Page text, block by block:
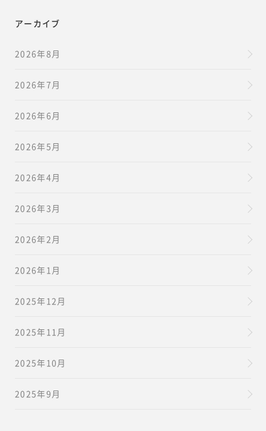
アーカイブ
2026年8月
2026年7月
2026年6月
2026年5月
2026年4月
2026年3月
2026年2月
2026年1月
2025年12月
2025年11月
2025年10月
2025年9月